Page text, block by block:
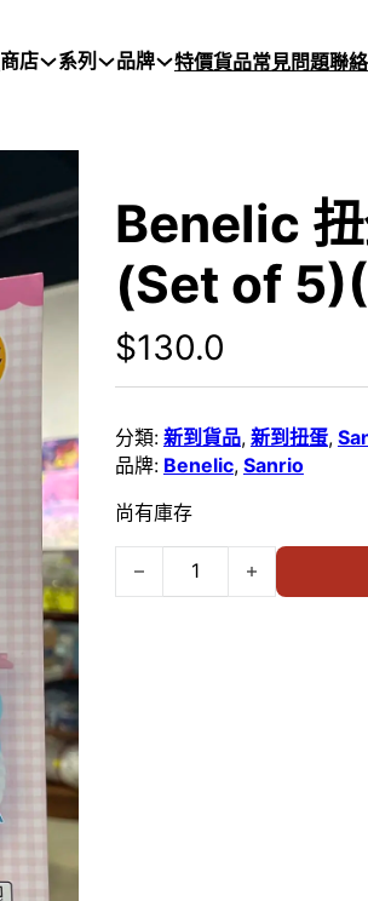
商店 系列 品牌 特價貨品常見問題聯
Benelic
(Set of
$130.0
分類: 新到貨品, 新到扭蛋,
品牌: Benelic, Sanrio
尚有庫存
Benelic 扭蛋 Sanrio 馬卡龍